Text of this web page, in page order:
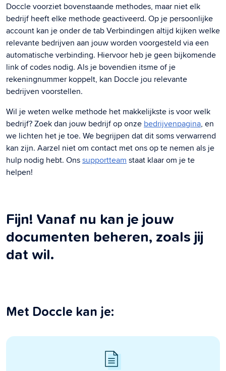
Doccle voorziet bovenstaande methodes, maar niet elk
bedrijf heeft elke methode geactiveerd. Op je persoonlijke
account kan je onder de tab Verbindingen altijd kijken welke
relevante bedrijven aan jouw worden voorgesteld via een
automatische verbinding. Hiervoor heb je geen bijkomende
link of codes nodig. Als je bovendien itsme of je
rekeningnummer koppelt, kan Doccle jou relevante
bedrijven voorstellen.
Wil je weten welke methode het makkelijkste is voor welk
bedrijf? Zoek dan jouw bedrijf op onze bedrijvenpagina, en
we lichten het je toe. We begrijpen dat dit soms verwarrend
kan zijn. Aarzel niet om contact met ons op te nemen als je
hulp nodig hebt. Onssupportteam staat klaar om je te
helpen!
Fijn! Vanaf nu kan je jouw
documenten beheren, zoals jij
dat wil.
Met Doccle kan je: